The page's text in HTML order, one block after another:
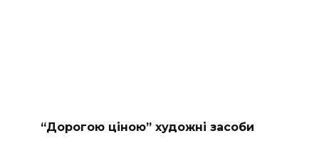
“Дорогою ціною” художні засоби